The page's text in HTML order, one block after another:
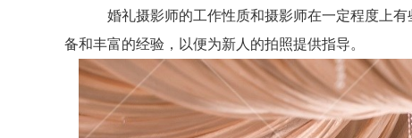
婚礼摄影师的工作性质和摄影师在一定程度上有
备和丰富的经验，以便为新人的拍照提供指导。